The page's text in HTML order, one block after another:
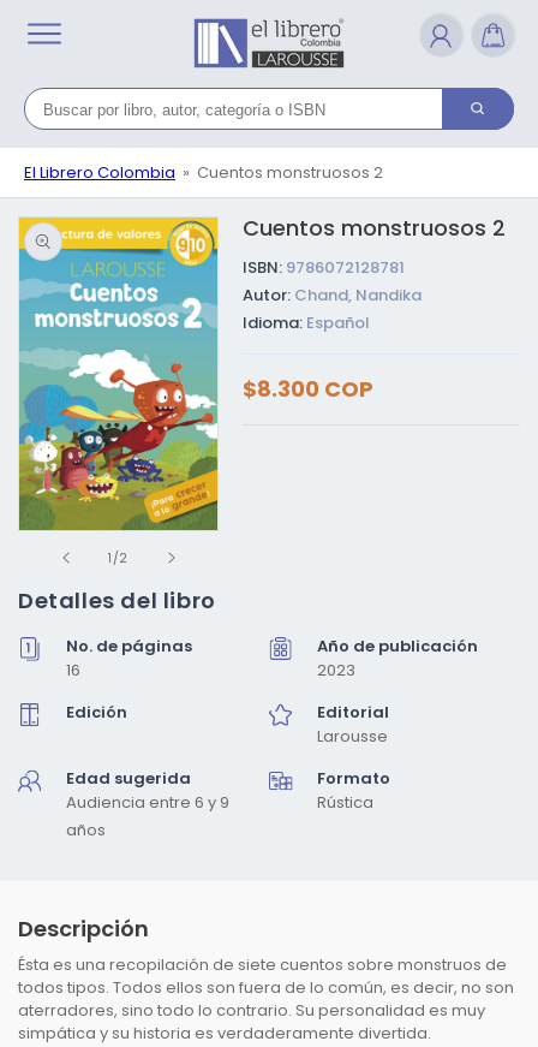
directamente
al contenido
El Librero Colombia Cuentos monstruosos 2
Ir directamente a la
información del
producto
elemento
1
en
ventana
modal
1 /de
2
Cuentos monstruosos 2
ISBN: 9786072128781
Autor: Chand, Nandika
Idioma: Español
Precio
habitual
$8.300 COP
Detalles del libro
No. de páginas
16
Año de publicación
2023
Edición
Editorial
Larousse
Edad sugerida
Audiencia entre 6 y 9
años
Formato
Rústica
Descripción
Ésta es una recopilación de siete cuentos sobre monstruos de
todos tipos. Todos ellos son fuera de lo común, es decir, no son
aterradores, sino todo lo contrario. Su personalidad es muy
simpática y su historia es verdaderamente divertida.